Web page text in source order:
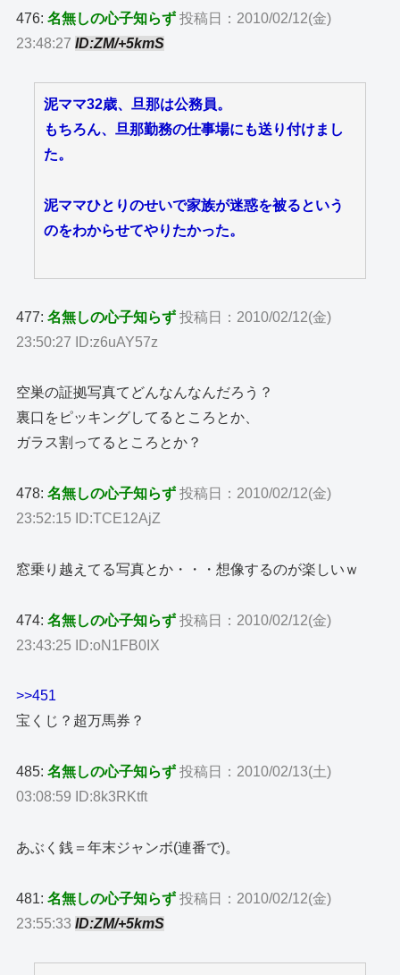
476:名無しの心子知らず 投稿日：2010/02/12(金)
23:48:27ID:ZM/+5kmS
泥ママ32歳、旦那は公務員。
もちろん、旦那勤務の仕事場にも送り付けまし
た。
泥ママひとりのせいで家族が迷惑を被るという
のをわからせてやりたかった。
477:名無しの心子知らず 投稿日：2010/02/12(金)
23:50:27 ID:z6uAY57z
空巣の証拠写真てどんなんなんだろう？
裏口をピッキングしてるところとか、
ガラス割ってるところとか？
478:名無しの心子知らず 投稿日：2010/02/12(金)
23:52:15 ID:TCE12AjZ
窓乗り越えてる写真とか・・・想像するのが楽しいｗ
474:名無しの心子知らず 投稿日：2010/02/12(金)
23:43:25 ID:oN1FB0IX
>>451
宝くじ？超万馬券？
485:名無しの心子知らず 投稿日：2010/02/13(土)
03:08:59 ID:8k3RKtft
あぶく銭＝年末ジャンボ(連番で)。
481:名無しの心子知らず 投稿日：2010/02/12(金)
23:55:33ID:ZM/+5kmS